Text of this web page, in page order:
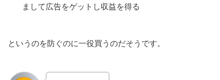
まして広告をゲットし収益を得る
というのを防ぐのに一役買うのだそうです。